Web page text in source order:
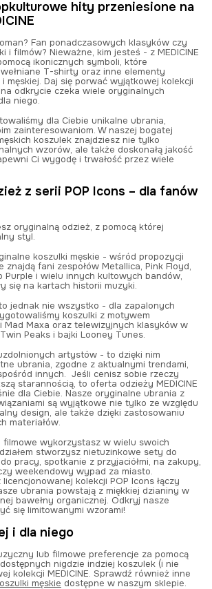
hity przeniesione na
Fan ponadczasowych klasyków czy
i filmów? Nieważne, kim jesteś - z MEDICINE
ikonicznych symboli, które
T-shirty oraz inne elementy
męskiej. Daj się porwać wyjątkowej kolekcji
odkrycie czeka wiele oryginalnych
niego.
dla Ciebie unikalne ubrania,
zainteresowaniom. W naszej bogatej
koszulek znajdziesz nie tylko
wzorów, ale także doskonałą jakość
Ci wygodę i trwałość przez wiele
z serii POP Icons – dla fanów
oryginalną odzież, z pomocą której
styl.
koszulki męskie - wśród propozycji
znajdą fani zespołów Metallica, Pink Floyd,
Purple i wielu innych kultowych bandów,
się na kartach historii muzyki.
jednak nie wszystko - dla zapalonych
koszulki z motywem
Mad Maxa oraz telewizyjnych klasyków w
Peaks i bajki Looney Tunes.
artystów - to dzięki nim
ubrania, zgodne z aktualnymi trendami,
innych. Jeśli cenisz sobie rzeczy
starannością, to oferta odzieży MEDICINE
dla Ciebie. Nasze oryginalne ubrania z
są wyjątkowe nie tylko ze względu
design, ale także dzięki zastosowaniu
materiałów.
filmowe wykorzystasz w wielu swoich
stworzysz nietuzinkowe sety do
pracy, spotkanie z przyjaciółmi, na zakupy,
weekendowy wypad za miasto.
kolekcji POP Icons łączy
ubrania powstają z miękkiej dzianiny w
bawełny organicznej. Odkryj nasze
się limitowanymi wzorami!
i dla niego
lub filmowe preferencje za pomocą
nigdzie indziej koszulek (i nie
kolekcji MEDICINE. Sprawdź również inne
męskie dostępne w naszym sklepie.